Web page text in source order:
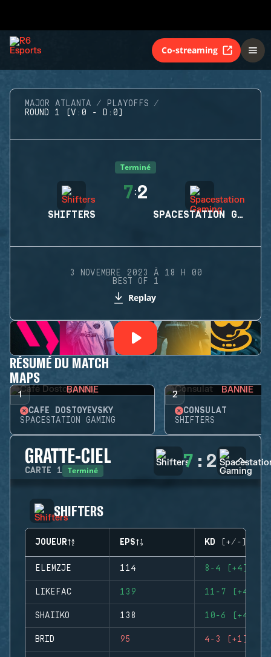
Co-streaming
MAJOR ATLANTA
PLAYOFFS
ROUND 1 (V:0 - D:0)
Terminé
SHIFTERS
7:2
SPACESTATION GAMING
3 NOVEMBRE 2023 À 18 H 00
BEST OF 1
Replay
RÉSUMÉ DU MATCH
MAPS
1 BANNIE
CAFÉ DOSTOYEVSKY
SPACESTATION GAMING
2 BANNIE
CONSULAT
SHIFTERS
GRATTE-CIEL
CARTE 1 Terminé 7 : 2
SHIFTERS
JOUEUR EPS KD (+/-)
ELEMZJE 114 8-4 (+4)
LIKEFAC 139 11-7 (+4)
SHAIIKO 138 10-6 (+4)
BRID 95 4-3 (+1)